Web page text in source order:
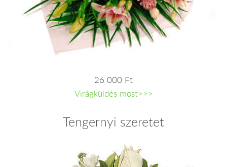
26 000 Ft
Virágküldés most>>>
Tengernyi szeretet